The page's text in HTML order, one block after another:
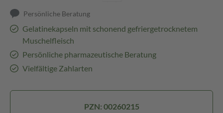
Persönliche Beratung
Gelatinekapseln mit schonend gefriergetrocknetem
Muschelfleisch
Persönliche pharmazeutische Beratung
Vielfältige Zahlarten
PZN: 00260215